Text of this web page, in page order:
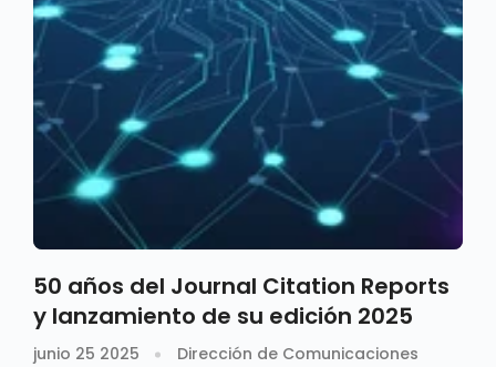
50 años del Journal Citation Reports
y lanzamiento de su edición 2025
junio 25 2025 Dirección de Comunicaciones